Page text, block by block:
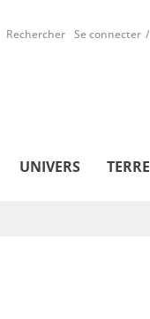
Rechercher Se connecter
UNIVERS TERRE